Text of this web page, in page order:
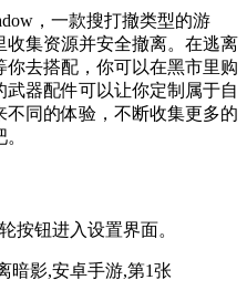
，一款搜打撤类型的游
集资源并安全撤离。在逃离
去搭配，你可以在黑市里购
器配件可以让你定制属于自
同的体验，不断收集更多的
按钮进入设置界面。